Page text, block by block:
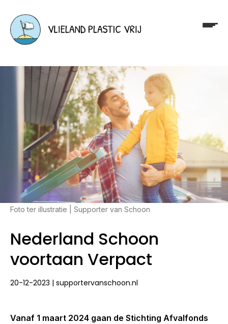
Foto ter illustratie | Supporter van Schoon
Nederland Schoon
voortaan Verpact
20-12-2023 | supportervanschoon.nl
Vanaf 1 maart 2024 gaan de Stichting Afvalfonds